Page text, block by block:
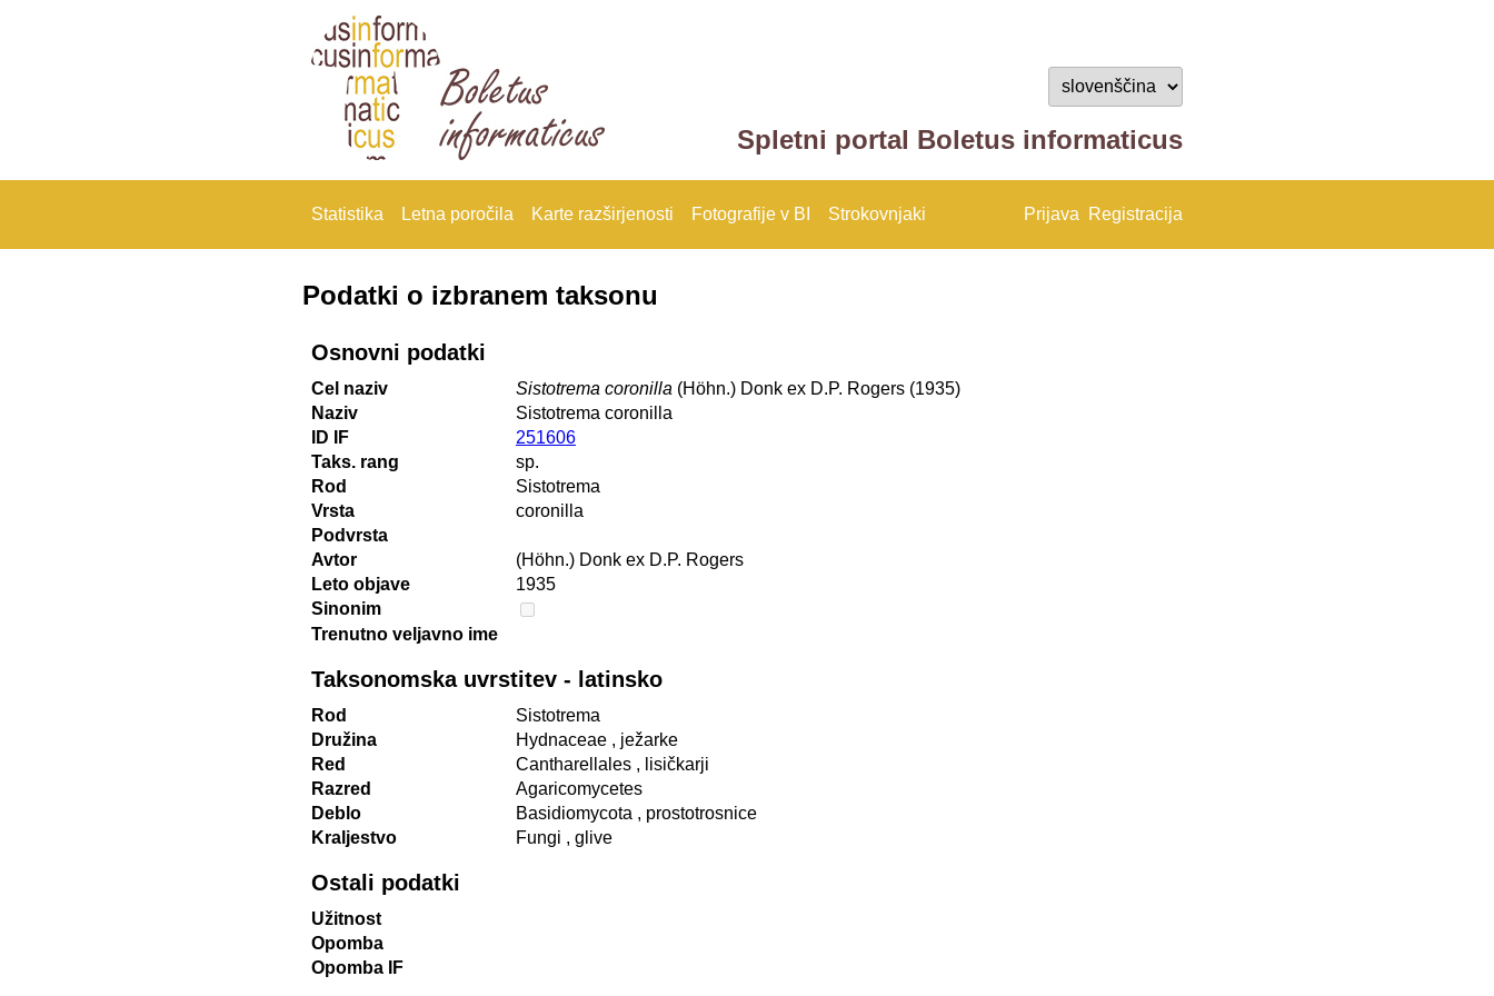
Spletni portal Boletus informaticus
Statistika Letna poročila Karte razširjenosti Fotografije v BI Strokovnjaki Prijava Registracija
Podatki o izbranem taksonu
Osnovni podatki
Cel naziv Sistotrema coronilla (Höhn.) Donk ex D.P. Rogers (1935)
Naziv
Sistotrema coronilla
ID IF
251606
Taks. rang
sp.
Rod
Sistotrema
Vrsta
coronilla
Podvrsta
Avtor
(Höhn.) Donk ex D.P. Rogers
Leto objave
1935
Sinonim
Trenutno veljavno ime
Taksonomska uvrstitev - latinsko
Rod
Sistotrema
Družina
Hydnaceae , ježarke
Red
Cantharellales , lisičkarji
Razred
Agaricomycetes
Deblo
Basidiomycota , prostotrosnice
Kraljestvo
Fungi , glive
Ostali podatki
Užitnost
Opomba
Opomba IF